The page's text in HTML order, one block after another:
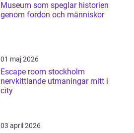
Museum som speglar historien
genom fordon och människor
01 maj 2026
Escape room stockholm
nervkittlande utmaningar mitt i
city
03 april 2026